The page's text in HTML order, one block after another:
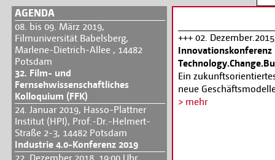
AGENDA
08. bis 09. März 2019,
Filmuniversität Babelsberg,
Marlene-Dietrich-Allee , 14482
Potsdam
32. Film- und
Fernsehwissenschaftliches
Kolloquium (FFK)
24. Januar 2019, Hasso-Plattner
Institut (HPI), Prof.-Dr.-Helmert-
Straße 2-3, 14482 Potsdam
Industrie 4.0-Konferenz 2019
+++ 02.
Innovationskonferenz
Ein
neue
> mehr